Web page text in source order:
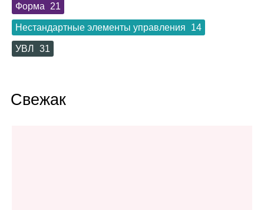
Форма 21
Нестандартные элементы управления 14
УВЛ 31
Свежак